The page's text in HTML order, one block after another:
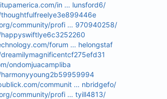
in … lunsford6/
community/profi … 970940258/
forum … helongstaf
ondomjuacampliba
communit … nbridgefo/
community/profi … tyill4813/